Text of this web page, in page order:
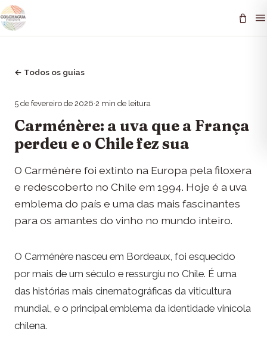
← Todos os guias
5 de fevereiro de 2026·2 min de leitura
Carménère: a uva que a França
perdeu e o Chile fez sua
O Carménère foi extinto na Europa pela filoxera
e redescoberto no Chile em 1994. Hoje é a uva
emblema do país e uma das mais fascinantes
para os amantes do vinho no mundo inteiro.
O Carménère nasceu em Bordeaux, foi esquecido
por mais de um século e ressurgiu no Chile. É uma
das histórias mais cinematográficas da viticultura
mundial, e o principal emblema da identidade vinícola
chilena.